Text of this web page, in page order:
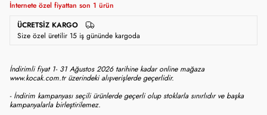
İnternete özel fiyattan son 1 ürün
ÜCRETSIZ KARGO
Size özel üretilir 15 iş gününde kargoda
İndirimli fiyat 1- 31 Ağustos 2026 tarihine kadar online mağaza
www.kocak.com.tr üzerindeki alışverişlerde geçerlidir.
- İndirim kampanyası seçili ürünlerde geçerli olup stoklarla sınırlıdır ve başka
kampanyalarla birleştirilemez.